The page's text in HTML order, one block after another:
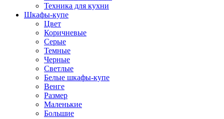
Техника для кухни
Шкафы-купе
Цвет
Коричневые
Серые
Темные
Черные
Светлые
Белые шкафы-купе
Венге
Размер
Маленькие
Большие